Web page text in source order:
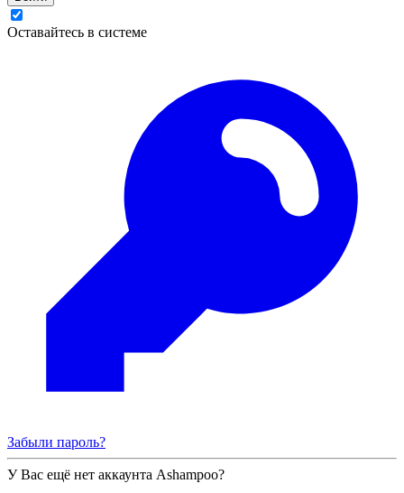
Оставайтесь в системе
Забыли пароль?
У Вас ещё нет аккаунта Ashampoo?